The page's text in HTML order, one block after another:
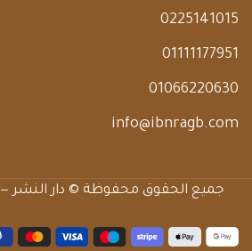
0225141015
01111177951
01066220630
info@ibnragb.com
جميع الحقوق محفوظة © دار النشر — 2026… تصميم بواسطة